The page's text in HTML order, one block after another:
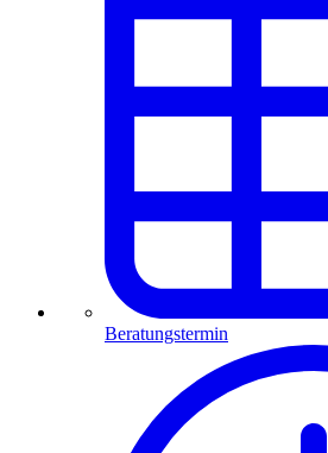
Beratungstermin